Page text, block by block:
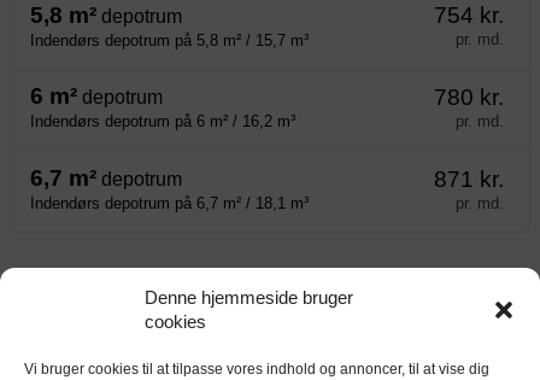
Denne hjemmeside bruger
cookies
Vi bruger cookies til at tilpasse vores indhold og annoncer, til at vise dig
5,8 m² depotrum
Indendørs depotrum på 5,8 m² / 15,7 m³
754 kr.
pr. md.
6 m² depotrum
Indendørs depotrum på 6 m² / 16,2 m³
780 kr.
pr. md.
6,7 m² depotrum
Indendørs depotrum på 6,7 m² / 18,1 m³
871 kr.
pr. md.